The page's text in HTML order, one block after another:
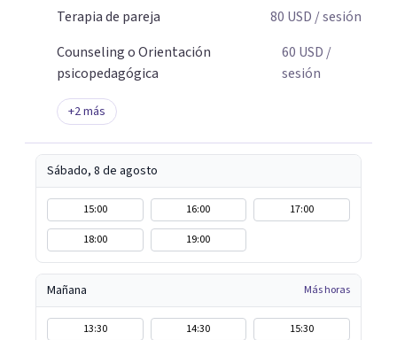
Terapia de pareja
80 USD / sesión
Counseling o Orientación
psicopedagógica
60 USD /
sesión
+2más
Sábado, 8 de agosto
15:00 16:00
17:00
18:00
19:00
Mañana Más horas
13:30 14:30
15:30